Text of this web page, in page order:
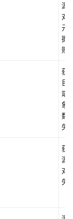
源
对
元
据
败
获
目
端
象
数
失
获
源
对
失